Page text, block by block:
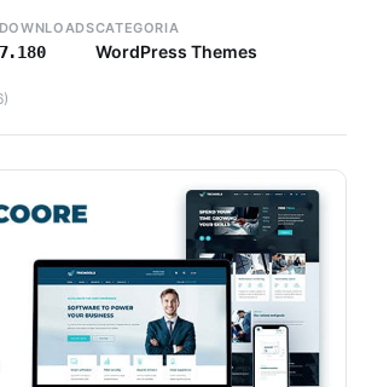
DOWNLOADS
7.180
CATEGORIA
WordPress Themes